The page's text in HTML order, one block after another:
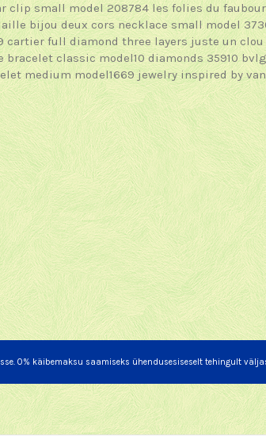
clip small model 208784 les folies du
bijou deux cors necklace small model
cartier full diamond three layers juste un
bracelet classic model10 diamonds 35910
medium model1669 jewelry inspired by
0% käibemaksu saamiseks ühendusesiseselt tehingult